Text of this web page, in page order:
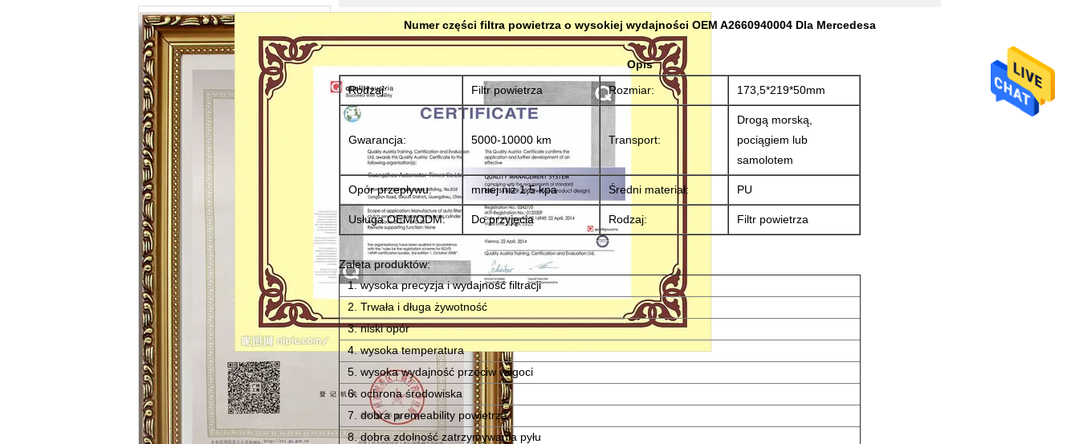
Numer części filtra powietrza o wysokiej wydajności OEM A2660940004 Dla Mercedesa
Opis
Rodzaj:
Filtr powietrza Rozmiar: 173,5*219*50mm
Gwarancja: 5000-10000 km Transport:
Drogą morską,
pociągiem lub
samolotem
Opór przepływu: mniej niż 1,5 kpa Średni materiał: PU
Usługa OEM/ODM: Do przyjęcia Rodzaj: Filtr powietrza
Zaleta produktów:
1. wysoka precyzja i wydajność filtracji
2. Trwała i długa żywotność
3. niski opór
4. wysoka temperatura
5. wysoka wydajność przeciw wilgoci
6. ochrona środowiska
7. dobra premeability powietrza
8. dobra zdolność zatrzymywania pyłu